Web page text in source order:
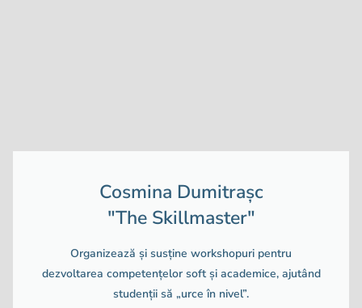
Cosmina Dumitrașc
"The Skillmaster"
Organizează și susține workshopuri pentru
dezvoltarea competențelor soft și academice, ajutând
studenții să „urce în nivel”.